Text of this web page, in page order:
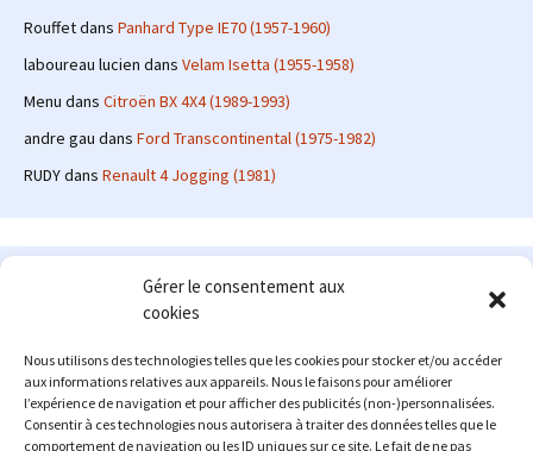
Gérer le consentement aux
cookies
Nous utilisons des technologies telles que les cookies pour stocker et/ou accéder
aux informations relatives aux appareils. Nous le faisons pour améliorer
l’expérience de navigation et pour afficher des publicités (non-)personnalisées.
Consentir à ces technologies nous autorisera à traiter des données telles que le
comportement de navigation ou les ID uniques sur ce site. Le fait de ne pas
Rouffetdans Panhard Type IE70 (1957-1960)
laboureau lucien dans Velam Isetta (1955-1958)
Menu dans Citroën BX 4X4 (1989-1993)
andre gau dans Ford Transcontinental (1975-1982)
RUDYdans Renault 4 Jogging (1981)
Le site en quelques mots
: passionné d'automobile ancienne depuis de
nombreuses années, j'ai commencé à partager ma passion sur
internet à partir de 2009 au travers d'un blog qui a connu un relatif
succès. Fin 2013, je décide de prendre mon autonomie et me lancer
avec mon propre site : l'Automobile Ancienne.